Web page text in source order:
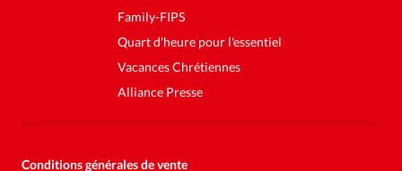
Family-FIPS
Quart d'heure pour l'essentiel
Vacances Chrétiennes
Alliance Presse
Conditions générales de vente